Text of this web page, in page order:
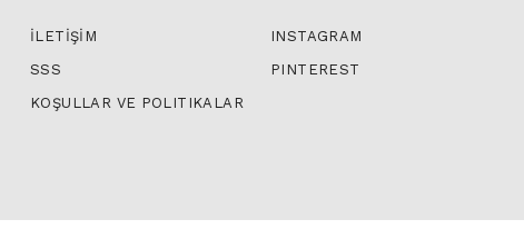
İLETİŞİM
SSS
KOŞULLAR VE POLITIKALAR
INSTAGRAM
PINTEREST